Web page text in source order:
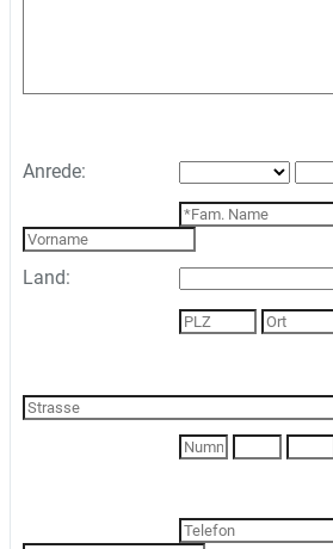
Anrede:
Land: